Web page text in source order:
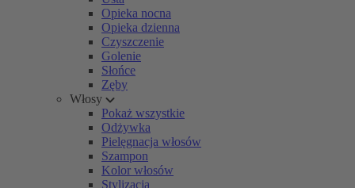
Opieka nocna
Opieka dzienna
Czyszczenie
Golenie
Słońce
Zęby
Włosy
Pokaż wszystkie
Odżywka
Pielęgnacja włosów
Szampon
Kolor włosów
Stylizacja